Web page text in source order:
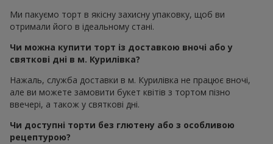
Ми пакуємо торт в якісну захисну упаковку, щоб ви
отримали його в ідеальному стані.
Чи можна купити торт із доставкою вночі або у
святкові дні в м. Курилівка?
Нажаль, служба доставки в м. Курилівка не працює вночі,
але ви можете замовити букет квітів з тортом пізно
ввечері, а також у святкові дні.
Чи доступні торти без глютену або з особливою
рецептурою?